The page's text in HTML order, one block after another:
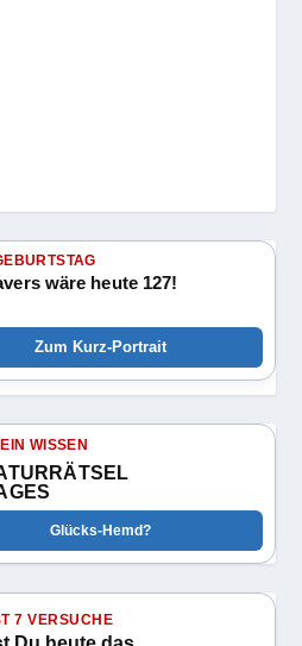
wäre heute 127!
Zum Kurz-Portrait
WISSEN
Glücks-Hemd?
7 VERSUCHE